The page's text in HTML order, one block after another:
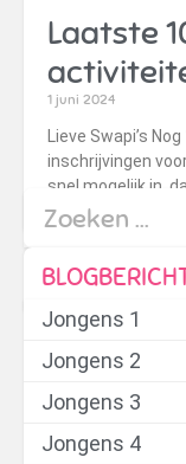
Laatste
1 juni 2024
Lieve Swapi’s
inschrijvingen
snel mogelijk in,
Jongens 1
Jongens 2
Jongens 3
Jongens 4